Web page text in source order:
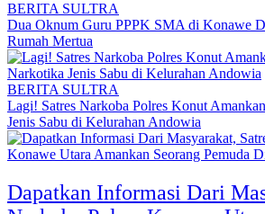
BERITA SULTRA
Dua Oknum Guru PPPK SMA di Konawe
Rumah Mertua
BERITA SULTRA
Lagi! Satres Narkoba Polres Konut
Jenis Sabu di Kelurahan Andowia
Dapatkan Informasi Dari